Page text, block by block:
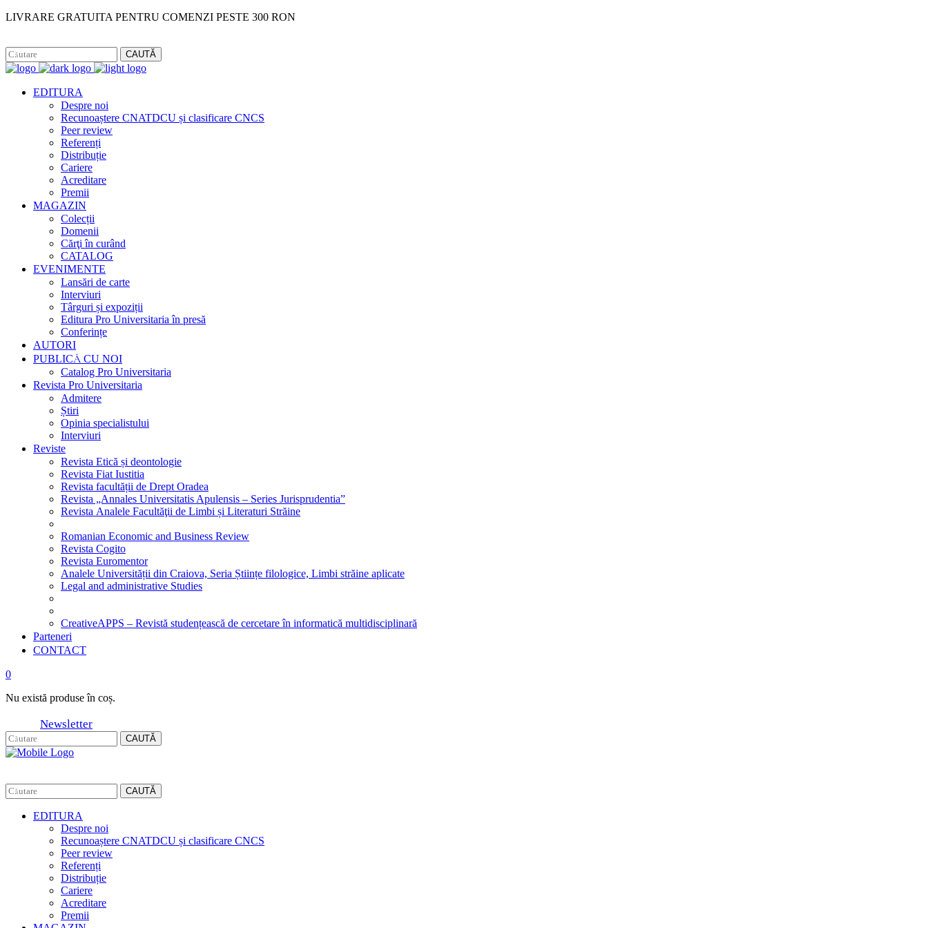
LIVRARE GRATUITA PENTRU COMENZI PESTE 300 RON
CAUTĂ
EDITURA
Despre noi
Recunoaștere CNATDCU și clasificare CNCS
Peer review
Referenți
Distribuție
Cariere
Acreditare
Premii
MAGAZIN
Colecții
Domenii
Cărţi în curând
CATALOG
EVENIMENTE
Lansări de carte
Interviuri
Târguri și expoziții
Editura Pro Universitaria în presă
Conferințe
AUTORI
PUBLICĂ CU NOI
Catalog Pro Universitaria
Revista Pro Universitaria
Admitere
Știri
Opinia specialistului
Interviuri
Reviste
Revista Etică și deontologie
Revista Fiat Iustitia
Revista facultății de Drept Oradea
Revista „Annales Universitatis Apulensis – Series Jurisprudentia”
Revista Analele Facultăţii de Limbi și Literaturi Străine
Romanian Economic and Business Review
Revista Cogito
Revista Euromentor
Analele Universității din Craiova, Seria Științe filologice, Limbi străine aplicate
Legal and administrative Studies
CreativeAPPS – Revistă studențească de cercetare în informatică multidisciplinară
Parteneri
CONTACT
0
Nu există produse în coș.
Newsletter
CAUTĂ
CAUTĂ
EDITURA
Despre noi
Recunoaștere CNATDCU și clasificare CNCS
Peer review
Referenți
Distribuție
Cariere
Acreditare
Premii